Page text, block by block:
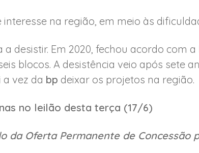
na região, em meio às
a desistir. Em 2020, fechou acordo com
blocos. A desistência veio após sete
a vez da bp deixar os projetos na região.
no leilão desta terça (17/6)
da Oferta Permanente de Concessão